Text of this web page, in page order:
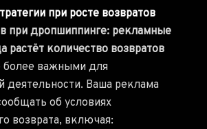
при росте возвратов
при дропшиппинге: рекламные
растёт количество возвратов
более важными для
деятельности. Ваша реклама
об условиях
возврата, включая: